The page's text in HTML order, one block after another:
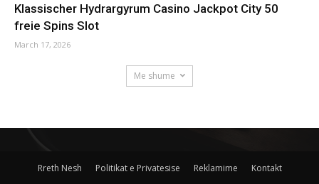
Klassischer Hydrargyrum Casino Jackpot City 50
freie Spins Slot
March 17, 2026
Me shume
Rreth Nesh Politikat e Privatesise Reklamime Kontakt